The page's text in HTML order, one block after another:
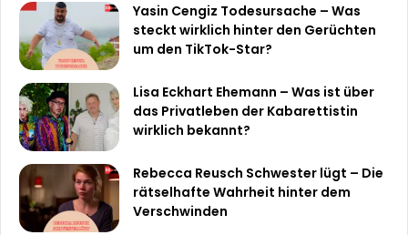
Yasin Cengiz Todesursache – Was
steckt wirklich hinter den Gerüchten
um den TikTok-Star?
Lisa Eckhart Ehemann – Was ist über
das Privatleben der Kabarettistin
wirklich bekannt?
Rebecca Reusch Schwester lügt – Die
rätselhafte Wahrheit hinter dem
Verschwinden